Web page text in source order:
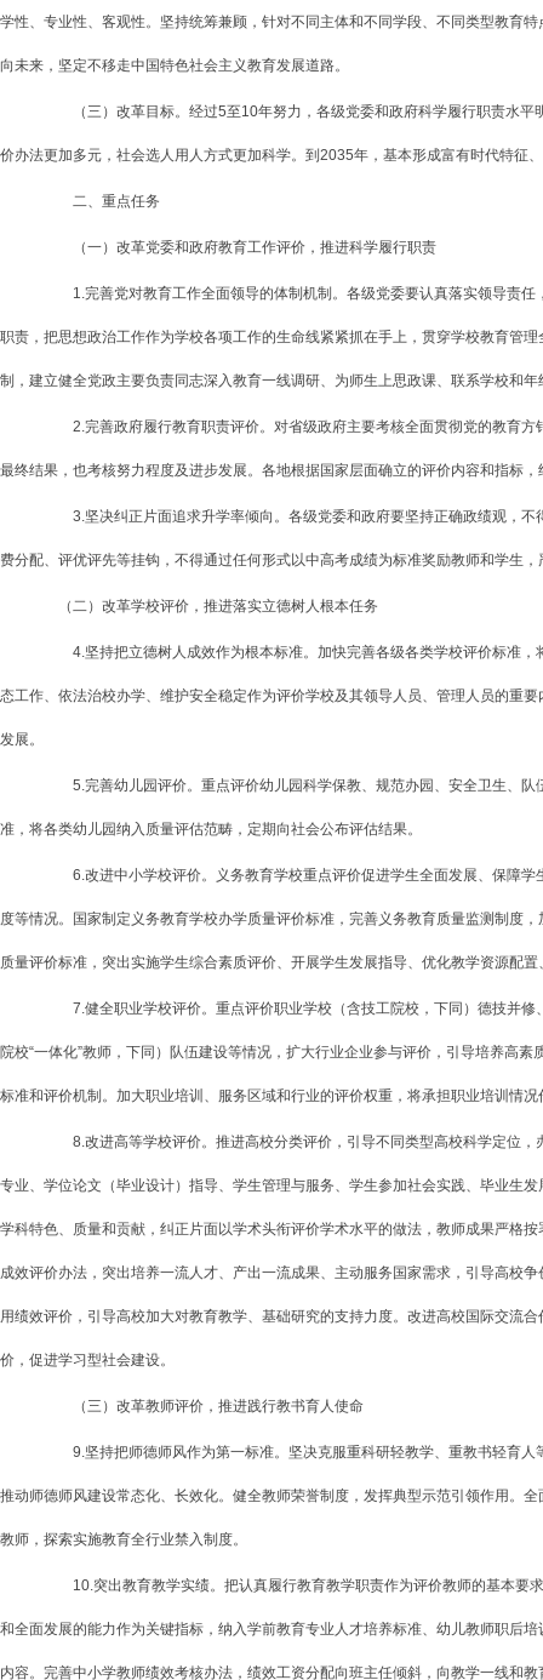
学性、专业性、客观性。坚持统筹兼顾，针对不同主体和不同学段、不同类型教育
向未来，坚定不移走中国特色社会主义教育发展道路。
（三）改革目标。经过5至10年努力，各级党委和政府科学履行职责水平
价办法更加多元，社会选人用人方式更加科学。到2035年，基本形成富有时代特征
二、重点任务
（一）改革党委和政府教育工作评价，推进科学履行职责
1.完善党对教育工作全面领导的体制机制。各级党委要认真落实领导责任
职责，把思想政治工作作为学校各项工作的生命线紧紧抓在手上，贯穿学校教育管
制，建立健全党政主要负责同志深入教育一线调研、为师生上思政课、联系学校和
2.完善政府履行教育职责评价。对省级政府主要考核全面贯彻党的教育方
最终结果，也考核努力程度及进步发展。各地根据国家层面确立的评价内容和指标
3.坚决纠正片面追求升学率倾向。各级党委和政府要坚持正确政绩观，不
费分配、评优评先等挂钩，不得通过任何形式以中高考成绩为标准奖励教师和学生
（二）改革学校评价，推进落实立德树人根本任务
4.坚持把立德树人成效作为根本标准。加快完善各级各类学校评价标准，
态工作、依法治校办学、维护安全稳定作为评价学校及其领导人员、管理人员的重
发展。
5.完善幼儿园评价。重点评价幼儿园科学保教、规范办园、安全卫生、队
准，将各类幼儿园纳入质量评估范畴，定期向社会公布评估结果。
6.改进中小学校评价。义务教育学校重点评价促进学生全面发展、保障学
度等情况。国家制定义务教育学校办学质量评价标准，完善义务教育质量监测制度
质量评价标准，突出实施学生综合素质评价、开展学生发展指导、优化教学资源配
7.健全职业学校评价。重点评价职业学校（含技工院校，下同）德技并修
院校“一体化”教师，下同）队伍建设等情况，扩大行业企业参与评价，引导培养高
标准和评价机制。加大职业培训、服务区域和行业的评价权重，将承担职业培训情
8.改进高等学校评价。推进高校分类评价，引导不同类型高校科学定位，
专业、学位论文（毕业设计）指导、学生管理与服务、学生参加社会实践、毕业生
学科特色、质量和贡献，纠正片面以学术头衔评价学术水平的做法，教师成果严格
成效评价办法，突出培养一流人才、产出一流成果、主动服务国家需求，引导高校
用绩效评价，引导高校加大对教育教学、基础研究的支持力度。改进高校国际交流
价，促进学习型社会建设。
（三）改革教师评价，推进践行教书育人使命
9.坚持把师德师风作为第一标准。坚决克服重科研轻教学、重教书轻育人
推动师德师风建设常态化、长效化。健全教师荣誉制度，发挥典型示范引领作用。
教师，探索实施教育全行业禁入制度。
10.突出教育教学实绩。把认真履行教育教学职责作为评价教师的基本要
和全面发展的能力作为关键指标，纳入学前教育专业人才培养标准、幼儿教师职后
内容。完善中小学教师绩效考核办法，绩效工资分配向班主任倾斜，向教学一线和